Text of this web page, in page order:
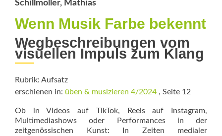
Schillmöller, Mathias
Wenn Musik Farbe bekennt
Wegbeschreibungen vom
visuellen Impuls zum Klang
Rubrik: Aufsatz
erschienen in: üben & musizieren 4/2024 , Seite 12
Ob in Videos auf TikTok, Reels auf Instagram,
Multimediashows oder Performances in der
zeitgenössischen Kunst: In Zeiten medialer